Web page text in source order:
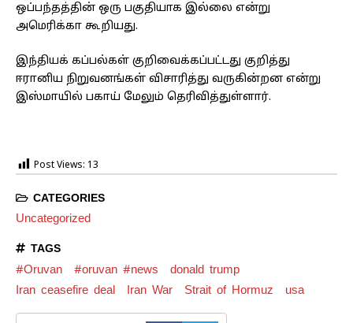
ஒப்பந்தத்தின் ஒரு பகுதியாக இல்லை என்று
அமெரிக்கா கூறியது.
இந்தியக் கப்பல்கள் குறிவைக்கப்பட்டது குறித்து
ஈரானிய நிறுவனங்கள் விசாரித்து வருகின்றன என்று
இஸ்மாயில் பகாய் மேலும் தெரிவித்துள்ளார்.
Post Views: 13
CATEGORIES
Uncategorized
TAGS
#Oruvan #oruvan #news
donald trump
Iran ceasefire deal
Iran War Strait of Hormuz usa